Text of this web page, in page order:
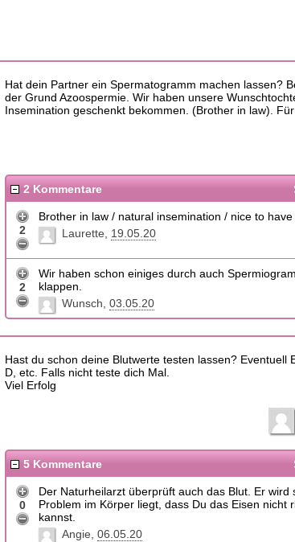
Hat dein Partner ein Spermatogramm machen lassen?
der Grund Azoospermie. Wir haben unsere
Insemination geschenkt bekommen. (Brother in law).
2 Kommentare
2
Brother in law / natural insemination / nice to have
Laurette
19.05.20
2
Wir haben schon einiges durch auch
klappen.
Wunsch 03.05.20
Hast du schon deine Blutwerte testen lassen? Eventuell
D, etc. Falls nicht teste dich Mal.
Viel Erfolg
5 Kommentare
0
Der Naturheilarzt überprüft auch das Blut. Er wird
Problem im Körper liegt, dass Du das Eisen nicht
kannst.
Angie 06.05.20